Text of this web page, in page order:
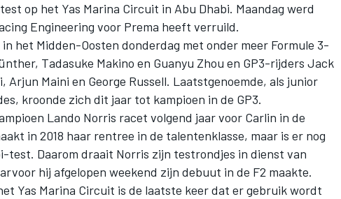
op het Yas Marina Circuit in Abu Dhabi. Maandag werd
Engineering voor Prema heeft verruild.
in het Midden-Oosten donderdag met onder meer Formule 3-
Tadasuke Makino en Guanyu Zhou en GP3-rijders Jack
Arjun Maini en George Russell. Laatstgenoemde, als junior
kroonde zich dit jaar tot kampioen in de GP3.
Lando Norris racet volgend jaar voor Carlin in de
in 2018 haar rentree in de talentenklasse, maar is er nog
test. Daarom draait Norris zijn testrondjes in dienst van
hij afgelopen weekend zijn debuut in de F2 maakte.
Yas Marina Circuit is de laatste keer dat er gebruik wordt